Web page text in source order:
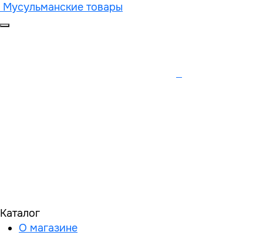
Мусульманские товары
Каталог
О магазине